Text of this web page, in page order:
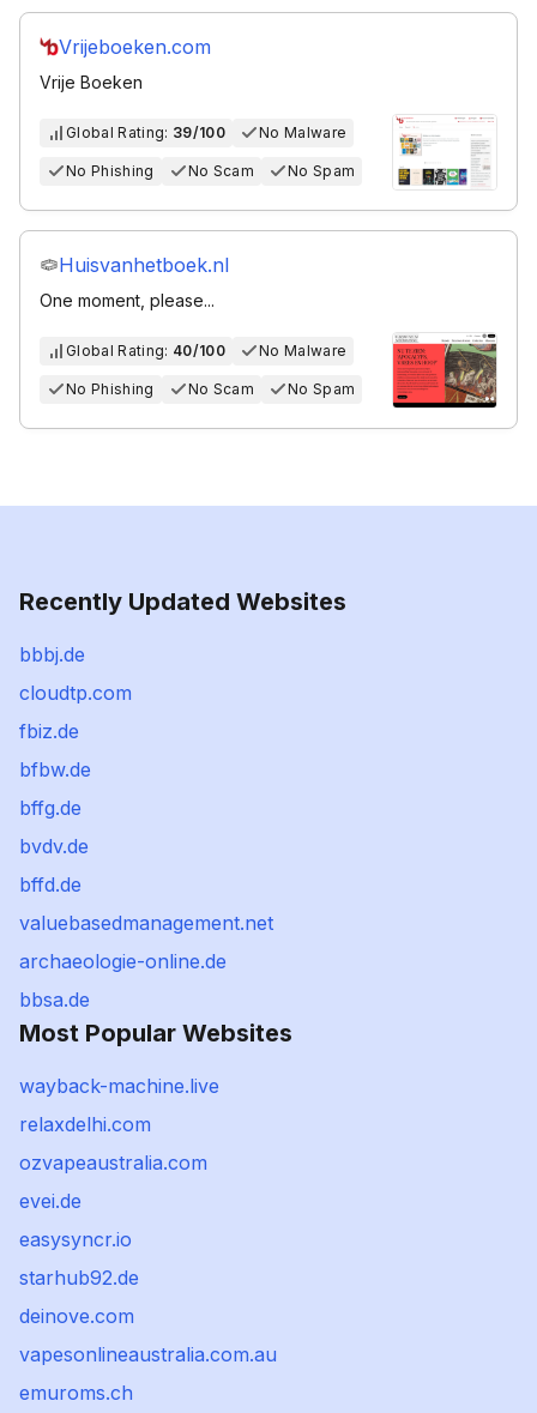
Vrijeboeken.com
Vrije Boeken
Global Rating: 39/100 No Malware
No Phishing No Scam No Spam
Huisvanhetboek.nl
One moment, please...
Global Rating: 40/100 No Malware
No Phishing No Scam No Spam
Recently Updated Websites
bbbj.de
cloudtp.com
fbiz.de
bfbw.de
bffg.de
bvdv.de
bffd.de
valuebasedmanagement.net
archaeologie-online.de
bbsa.de
Most Popular Websites
wayback-machine.live
relaxdelhi.com
ozvapeaustralia.com
evei.de
easysyncr.io
starhub92.de
deinove.com
vapesonlineaustralia.com.au
emuroms.ch